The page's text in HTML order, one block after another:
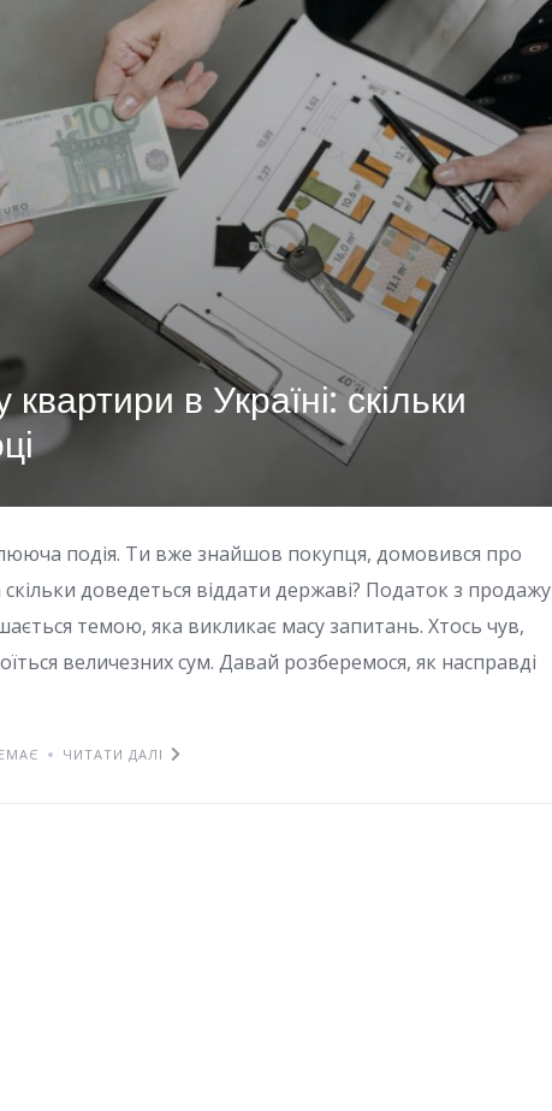
в Україні: скільки
подія. Ти вже знайшов покупця, домовився про
доведеться віддати державі? Податок з продажу
темою, яка викликає масу запитань. Хтось чув,
величезних сум. Давай розберемося, як насправді
ЧИТАТИ ДАЛІ